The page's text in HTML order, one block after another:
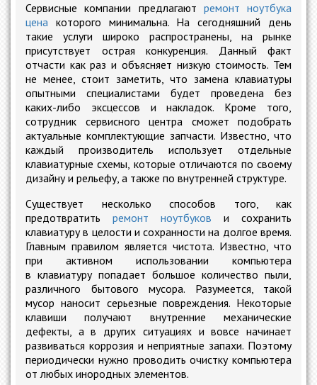
Сервисные компании предлагают ремонт ноутбука
цена которого минимальна. На сегодняшний день
такие услуги широко распространены, на рынке
присутствует острая конкуренция. Данный факт
отчасти как раз и объясняет низкую стоимость. Тем
не менее, стоит заметить, что замена клавиатуры
опытными специалистами будет проведена без
каких-либо эксцессов и накладок. Кроме того,
сотрудник сервисного центра сможет подобрать
актуальные комплектующие запчасти. Известно, что
каждый производитель использует отдельные
клавиатурные схемы, которые отличаются по своему
дизайну и рельефу, а также по внутренней структуре.
Существует несколько способов того, как
предотвратить ремонт ноутбуков и сохранить
клавиатуру в целости и сохранности на долгое время.
Главным правилом является чистота. Известно, что
при активном использовании компьютера
в клавиатуру попадает большое количество пыли,
различного бытового мусора. Разумеется, такой
мусор наносит серьезные повреждения. Некоторые
клавиши получают внутренние механические
дефекты, а в других ситуациях и вовсе начинает
развиваться коррозия и неприятные запахи. Поэтому
периодически нужно проводить очистку компьютера
от любых инородных элементов.